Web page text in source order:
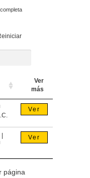
Ver
más
Ver
Ver
página